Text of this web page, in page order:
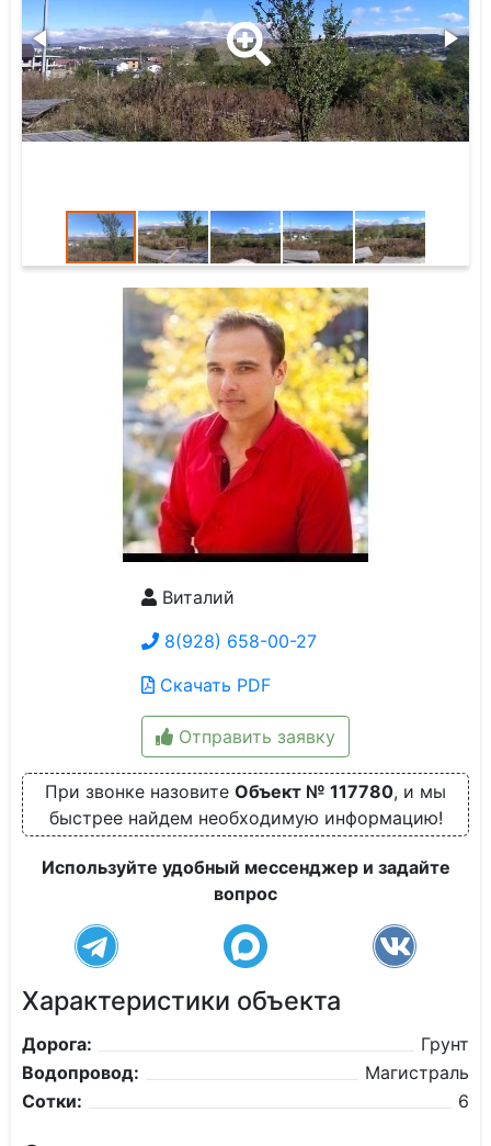
Виталий
8(928) 658-00-27
Скачать PDF
Отправить заявку
При звонке назовите Объект № 117780, и мы
быстрее найдем необходимую информацию!
Используйте удобный мессенджер и задайте
вопрос
Характеристики объекта
Дорога:
Грунт
Водопровод:
Магистраль
Сотки:
6